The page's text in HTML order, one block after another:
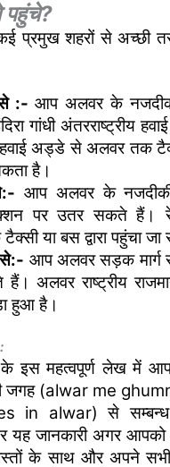
प्रमुख शहरों से अच्छी
से :- आप अलवर के
गांधी अंतरराष्ट्रीय
अड्डे से अलवर तक
है।
आप अलवर के
पर उतर सकते हैं।
या बस द्वारा पहुंचा
से:- आप अलवर सड़क मार्ग
अलवर राष्ट्रीय
हुआ है।
महत्वपूर्ण लेख में आप
जगह (alwar me
in alwar) से सम्बन्ध
यह जानकारी अगर
के साथ और अपने सभी